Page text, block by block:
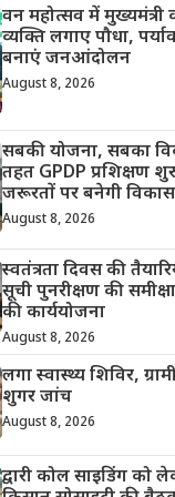
वन महोत्सव में मुख्यमंत्री
व्यक्ति लगाए पौधा,
बनाएं जनआंदोलन
August 8, 2026
सबकी योजना, सबका
तहत GPDP प्रशिक्षण
जरूरतों पर बनेगी
August 8, 2026
स्वतंत्रता दिवस की
सूची पुनरीक्षण की
की कार्ययोजना
August 8, 2026
लगा स्वास्थ्य शिविर,
शुगर जांच
August 8, 2026
द्वारी कोल साइडिंग को